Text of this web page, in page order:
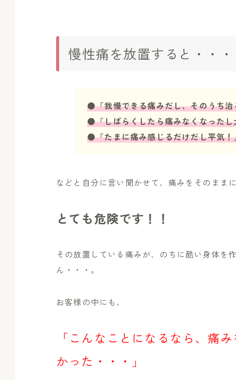
慢性痛を放置すると・・・
●「我慢できる痛みだし、そのうち治
●「しばらくしたら痛みなくなったし
●「たまに痛み感じるだけだし平気！
などと自分に言い聞かせて、痛みをそのまま
とても危険です！！
その放置している痛みが、のちに酷い身体を
ん・・・。
お客様の中にも、
「こんなことになるなら、痛
かった・・・」